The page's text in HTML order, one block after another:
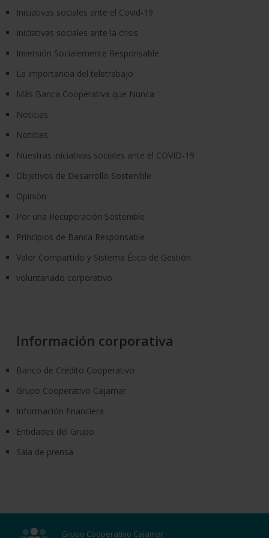
Iniciativas sociales ante el Covid-19
Iniciativas sociales ante la crisis
Inversión Socialemente Responsable
La importancia del teletrabajo
Más Banca Cooperativa que Nunca
Noticias
Noticias
Nuestras iniciativas sociales ante el COVID-19
Objetivos de Desarrollo Sostenible
Opinión
Por una Recuperación Sostenible
Principios de Banca Responsable
Valor Compartido y Sistema Ético de Gestión
voluntariado corporativo
Información corporativa
Banco de Crédito Cooperativo
Grupo Cooperativo Cajamar
Información financiera
Entidades del Grupo
Sala de prensa
Grupo Cooperativo Cajamar